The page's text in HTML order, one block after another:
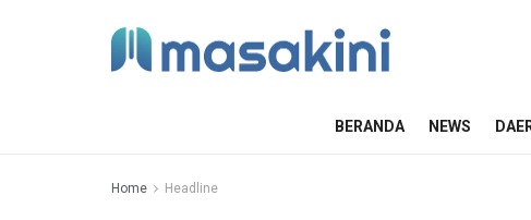
BERANDA NEWS
Home Headline